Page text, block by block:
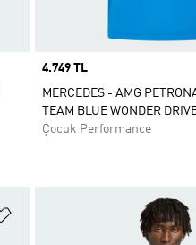
Price
4.749 TL
MERCEDES - AMG
TEAM BLUE WONDER
Çocuk Performance
Favori Listesine Ekle